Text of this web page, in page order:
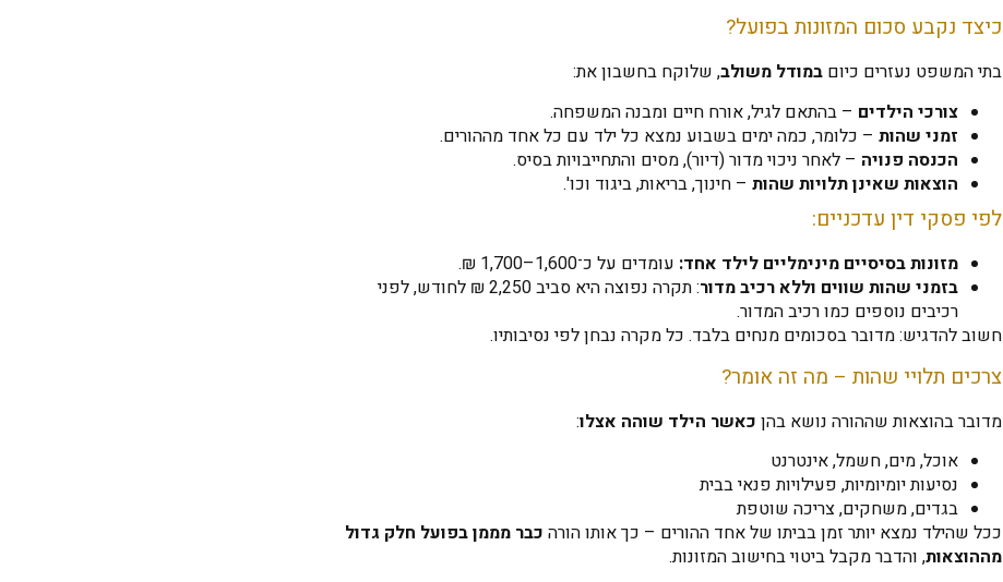
כיצד נקבע סכום המזונות בפועל?
בתי המשפט נעזרים כיום במודל משולב, שלוקח בחשבון את:
צורכי הילדים – בהתאם לגיל, אורח חיים ומבנה המשפחה.
זמני שהות– כלומר, כמה ימים בשבוע נמצא כל ילד עם כל אחד מההורים.
הכנסה פנויה – לאחר ניכוי מדור (דיור), מסים והתחייבויות בסיס.
הוצאות שאינן תלויות שהות– חינוך, בריאות, ביגוד וכו'.
לפי פסקי דין עדכניים:
מזונות בסיסיים מינימליים לילד אחד: עומדים על כ־1,600–1,700 ₪.
בזמני שהות שווים וללא רכיב מדור
: תקרה נפוצה היא סביב 2,250 ₪ לחודש, לפני
רכיבים נוספים כמו רכיב המדור.
חשוב להדגיש: מדובר בסכומים מנחים בלבד. כל מקרה נבחן לפי נסיבותיו.
צרכים תלויי שהות – מה זה אומר?
מדובר בהוצאות שההורה נושא בהן כאשר הילד שוהה אצלו:
אוכל, מים, חשמל, אינטרנט
נסיעות יומיומיות, פעילויות פנאי בבית
בגדים, משחקים, צריכה שוטפת
ככל שהילד נמצא יותר זמן בביתו של אחד ההורים – כך אותו הורה כבר מממן בפועל חלק גדול
מההוצאות, והדבר מקבל ביטוי בחישוב המזונות.